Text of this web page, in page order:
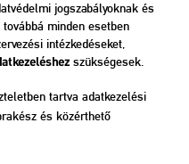
jogszabályoknak és
minden esetben
intézkedéseket,
szükségesek.
tartva adatkezelési
és közérthető